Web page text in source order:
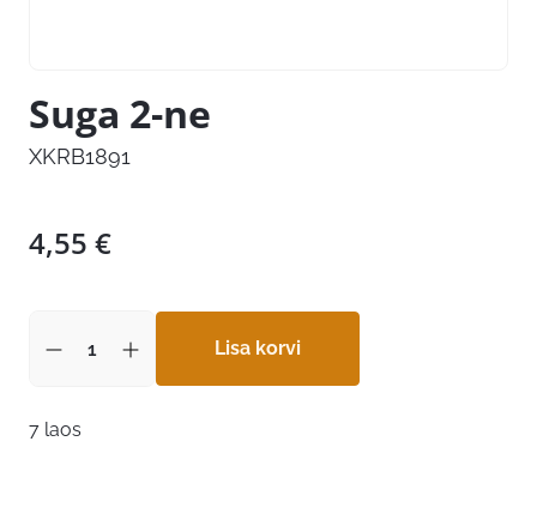
Suga 2-ne
XKRB1891
4,55 €
Lisa korvi
7 laos